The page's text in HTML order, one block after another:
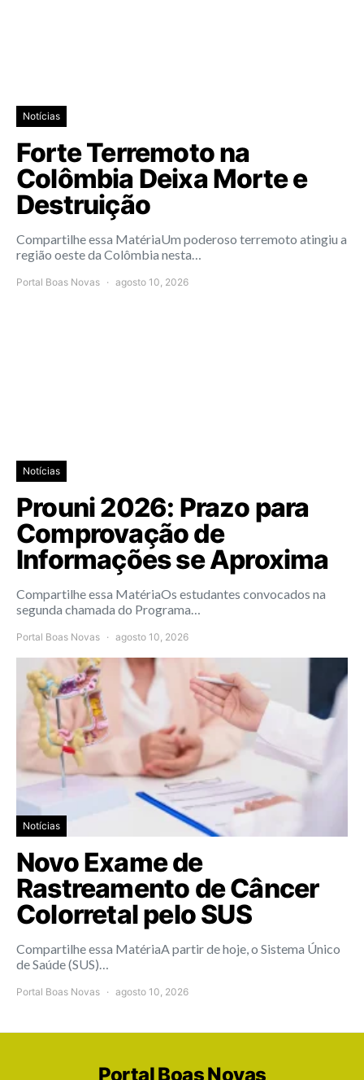
Notícias
Forte Terremoto na
Colômbia Deixa Morte e
Destruição
Compartilhe essa MatériaUm poderoso terremoto atingiu a
região oeste da Colômbia nesta…
Portal Boas Novas agosto 10, 2026
Notícias
Prouni 2026: Prazo para
Comprovação de
Informações se Aproxima
Compartilhe essa MatériaOs estudantes convocados na
segunda chamada do Programa…
Portal Boas Novas agosto 10, 2026
Notícias
Novo Exame de
Rastreamento de Câncer
Colorretal pelo SUS
Compartilhe essa MatériaA partir de hoje, o Sistema Único
de Saúde (SUS)…
Portal Boas Novas agosto 10, 2026
Portal Boas Novas